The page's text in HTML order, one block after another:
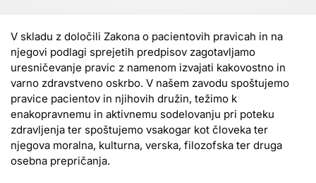
V skladu z določili Zakona o pacientovih pravicah in na
njegovi podlagi sprejetih predpisov zagotavljamo
uresničevanje pravic z namenom izvajati kakovostno in
varno zdravstveno oskrbo. V našem zavodu spoštujemo
pravice pacientov in njihovih družin, težimo k
enakopravnemu in aktivnemu sodelovanju pri poteku
zdravljenja ter spoštujemo vsakogar kot človeka ter
njegova moralna, kulturna, verska, filozofska ter druga
osebna prepričanja.